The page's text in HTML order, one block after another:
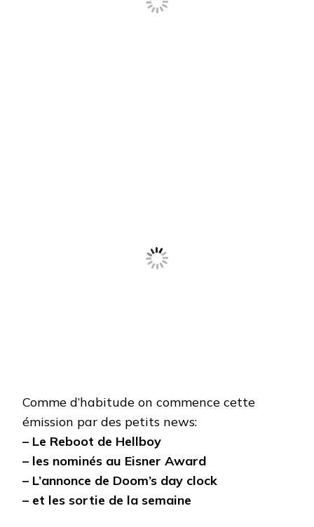
Comme d’habitude on commence cette
émission par des petits news:
– Le Reboot de Hellboy
– les nominés au Eisner Award
– L’annonce de Doom’s day clock
– et les sortie de la semaine